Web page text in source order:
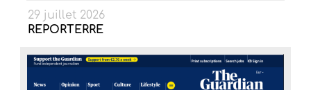
29 juillet 2026
REPORTERRE